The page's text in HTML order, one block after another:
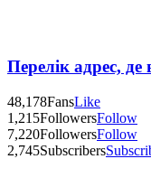
Перелік адрес,
48,178FansLike
1,215FollowersFollow
7,220FollowersFollow
2,745Subscribers